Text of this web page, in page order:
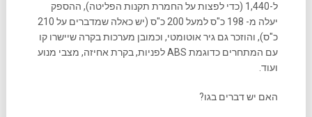
ל-1,440 (כדי לפצות על החמרת תקנות הפליטה), ההספק
יעלה מ- 198 כ"ס למעל 200 כ"ס (יש כאלה שמדברים על 210
כ"ס), והוזכר גם גיר אוטומטי, וכמובן מערכות בקרה שיישרו קו
עם המתחרים כדוגמת ABS לפניות, בקרת אחיזה, מצבי מנוע
ועוד.
האם יש דברים בגו?